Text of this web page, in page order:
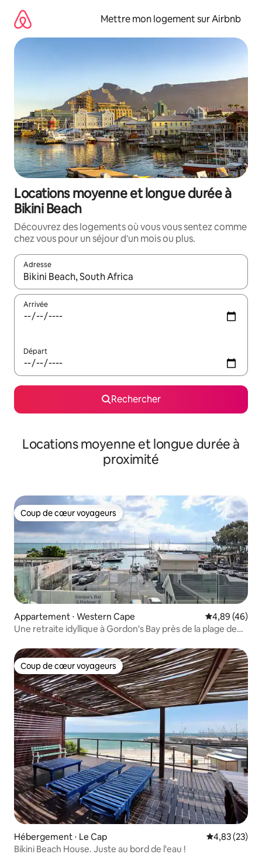
directement
contenu
Mettre mon logement sur Airbnb
Locations moyenne et longue durée à
Bikini Beach
Découvrez des logements où vous vous sentez comme
chez vous pour un séjour d'un mois ou plus.
Adresse
Lorsque les résultats s'affichent, utilisez les flèches vers le
Arrivée
Départ
Rechercher
Locations moyenne et longue durée à
proximité
Coup de cœur voyageurs
Coup de cœur voyageurs
Appartement ⋅ Western Cape Évaluation
4,89 (46)
Une retraite idyllique à Gordon's Bay près de la plage de
Coup de cœur voyageurs
Coup de cœur voyageurs
Hébergement ⋅ Le Cap Évaluation
4,83 (23)
Bikini Beach House. Juste au bord de l'eau !